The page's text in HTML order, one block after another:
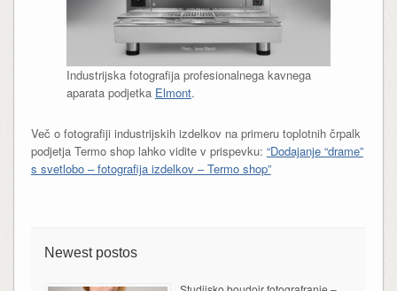
Industrijska fotografija profesionalnega kavnega
aparata podjetka Elmont.
Več o fotografiji industrijskih izdelkov na primeru toplotnih črpalk
podjetja Termo shop lahko vidite v prispevku: “Dodajanje “drame”
s svetlobo – fotografija izdelkov – Termo shop”
Newest postos